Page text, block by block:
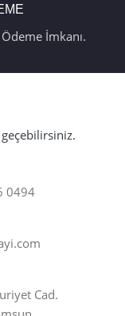
İmkanı.
0494
Cad.